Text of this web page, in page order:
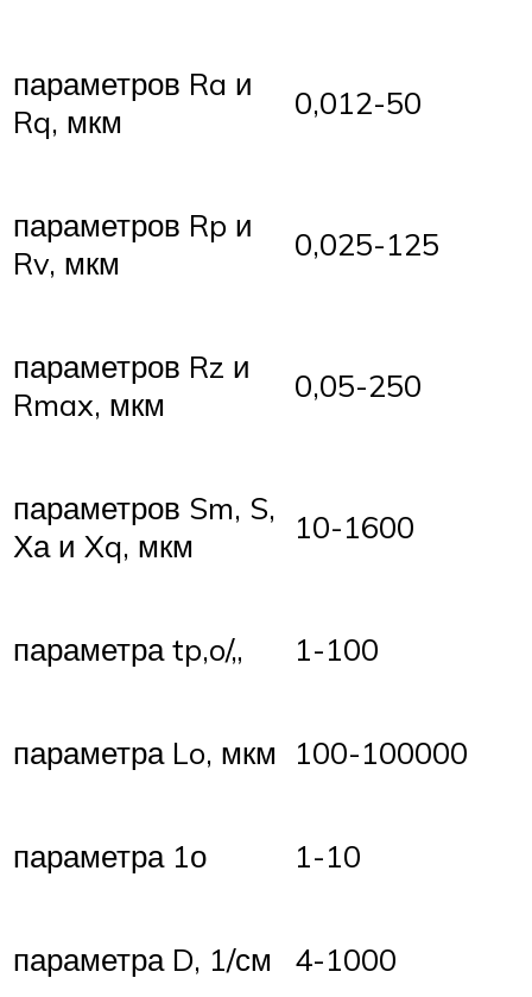
параметров Ra и
Rq, мкм
0,012-50
параметров Rp и
Rv, мкм
0,025-125
параметров Rz и
Rmax, мкм
0,05-250
параметров Sm, S,
Ха и Xq, мкм
10-1600
параметра tp,o/„ 1-100
параметра Lo, мкм 100-100000
параметра 1о 1-10
параметра D, 1/см 4-1000